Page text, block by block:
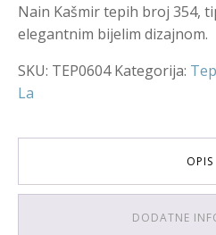
Nain Kašmir tepih broj 354,
elegantnim bijelim dizajnom.
SKU: TEP0604 Kategorija:
La
OPIS
DODATNE